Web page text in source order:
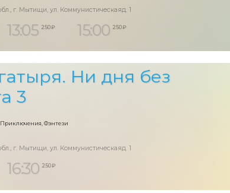
г. Мытищи, ул. Коммунистическаяд. 1
13:05 250 ₽ 15:00 250 ₽
Ни дня без
3
Фэнтези
г. Мытищи, ул. Коммунистическаяд. 1
16:30 250 ₽